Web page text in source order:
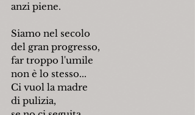
anzi piene.
Siamo nel secolo
del gran progresso,
far troppo l'umile
non è lo stesso...
Ci vuol la madre
di pulizia,